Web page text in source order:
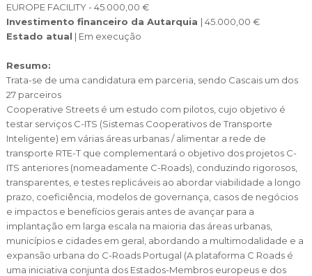
Urbanismo
Qualidade de vida
ESTUDAR
MOBILIDADE
INVESTIR EM CASCAIS
SERVIÇOS
MAPA DO PORTAL
EUROPE FACILITY - 45.000,00 €
Investimento financeiro da Autarquia | 45.000,00 €
Estado atual | Em execução
Resumo:
Trata-se de uma candidatura em parceria, sendo Cascais um dos
27 parceiros
Cooperative Streets é um estudo com pilotos, cujo objetivo é
testar serviços C-ITS (Sistemas Cooperativos de Transporte
Inteligente) em várias áreas urbanas / alimentar a rede de
transporte RTE-T que complementará o objetivo dos projetos C-
ITS anteriores (nomeadamente C-Roads), conduzindo rigorosos,
transparentes, e testes replicáveis ao abordar viabilidade a longo
prazo, coeficiência, modelos de governança, casos de negócios
e impactos e benefícios gerais antes de avançar para a
implantação em larga escala na maioria das áreas urbanas,
municípios e cidades em geral, abordando a multimodalidade e a
expansão urbana do C-Roads Portugal (A plataforma C Roads é
uma iniciativa conjunta dos Estados-Membros europeus e dos